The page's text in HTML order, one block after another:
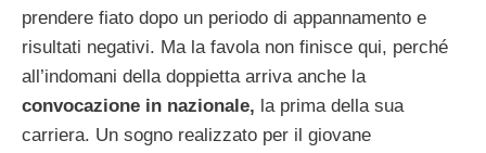
prendere fiato dopo un periodo di appannamento e
risultati negativi. Ma la favola non finisce qui, perché
all’indomani della doppietta arriva anche la
convocazione in nazionale, la prima della sua
carriera. Un sogno realizzato per il giovane